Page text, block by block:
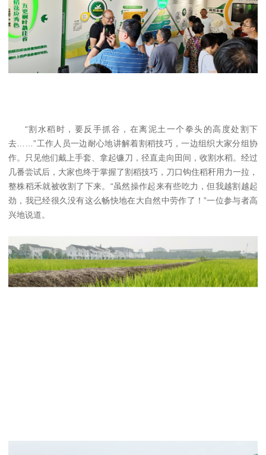
“割水稻时，要反手抓谷，在离泥土一个拳头的高度处割下
去……”工作人员一边耐心地讲解着割稻技巧，一边组织大家分组协
作。只见他们戴上手套、拿起镰刀，径直走向田间，收割水稻。经过
几番尝试后，大家也终于掌握了割稻技巧，刀口钩住稻秆用力一拉，
整株稻禾就被收割了下来。“虽然操作起来有些吃力，但我越割越起
劲，我已经很久没有这么畅快地在大自然中劳作了！”一位参与者高
兴地说道。